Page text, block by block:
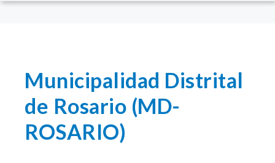
Municipalidad Distrital
de Rosario (MD-
ROSARIO)